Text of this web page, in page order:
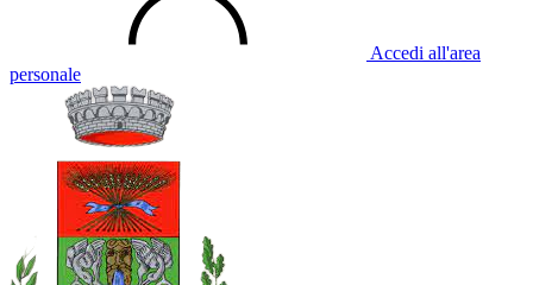
Accedi all'area
personale